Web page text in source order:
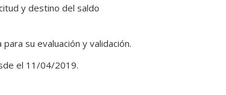
y destino del saldo
su evaluación y validación.
el 11/04/2019.